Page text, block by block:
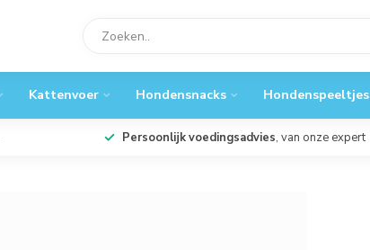
Kattenvoer Hondensnacks Hondenspeeltjes
Persoonlijk voedingsadvies, van onze expert